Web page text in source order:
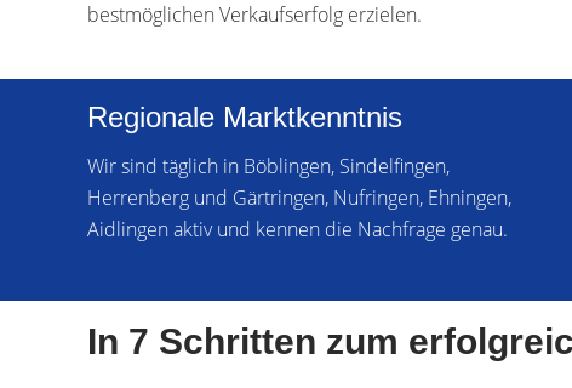
bestmöglichen Verkaufserfolg erzielen.
Regionale Marktkenntnis
Wir sind täglich in Böblingen, Sindelfingen,
Herrenberg und Gärtringen, Nufringen, Ehningen,
Aidlingen aktiv und kennen die Nachfrage genau.
In 7 Schritten zum